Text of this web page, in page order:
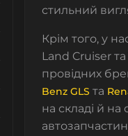
стильний
Крім того, у
Land Cruiser та
провідних
Benz GLS та
на складі й